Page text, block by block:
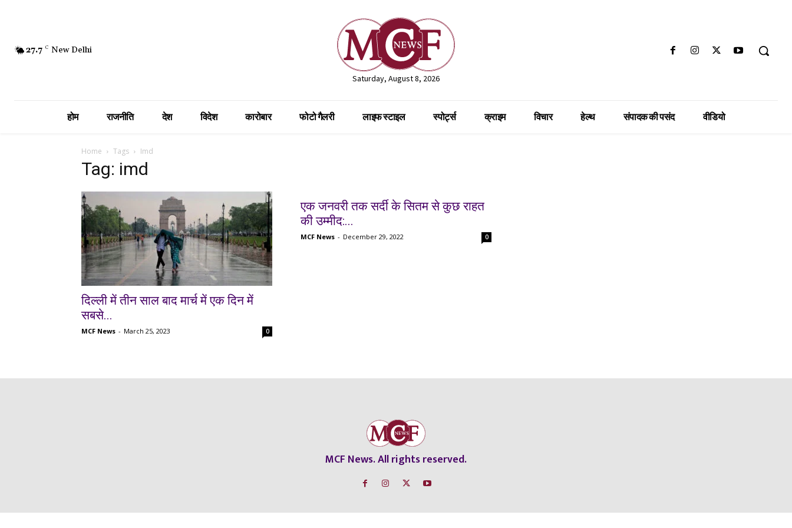
27.7 C New Delhi
Saturday, August 8, 2026
होम राजनीति देश विदेश कारोबार फोटो गैलरी लाइफ स्टाइल स्पोर्ट्स क्राइम विचार हेल्थ संपादक की पसंद वीडियो
Home Tags Imd
Tag: imd
दिल्ली में तीन साल बाद मार्च में एक दिन में
सबसे...
MCF News - March 25, 2023 0
एक जनवरी तक सर्दी के सितम से कुछ राहत
की उम्मीद:...
MCF News - December 29, 2022 0
MCF News. All rights reserved.